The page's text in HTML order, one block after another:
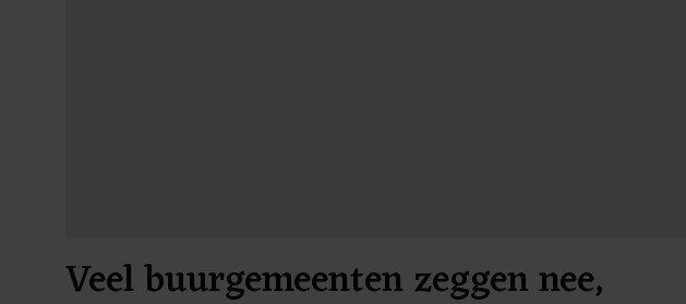
Veel buurgemeenten zeggen nee,